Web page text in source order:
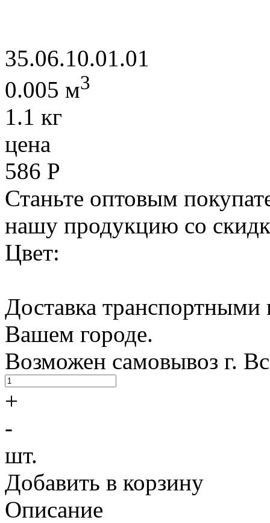
35.06.10.01.01
0.005 м3
1.1 кг
цена
586 Р
Станьте оптовым
нашу продукцию со
Цвет:
Доставка
Вашем городе.
Возможен самовывоз г.
+
-
шт.
Добавить в корзину
Описание